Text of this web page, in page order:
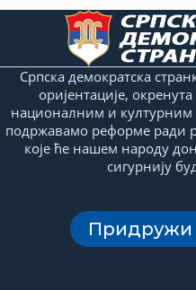
Српска демократска
оријентације,
националним и
подржавамо реформе ради
које ће нашем народу
сигурнију
Придружи